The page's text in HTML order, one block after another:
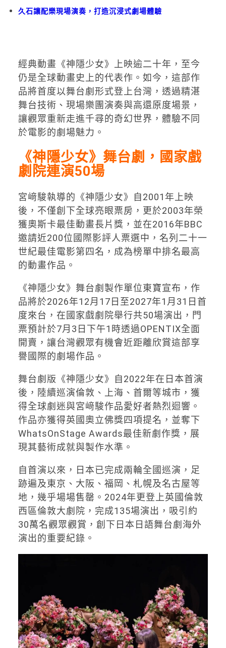
久石讓配樂現場演奏，打造沉浸式劇場體驗
經典動畫《神隱少女》上映逾二十年，至今
仍是全球動畫史上的代表作。如今，這部作
品將首度以舞台劇形式登上台灣，透過精湛
舞台技術、現場樂團演奏與高還原度場景，
讓觀眾重新走進千尋的奇幻世界，體驗不同
於電影的劇場魅力。
《神隱少女》舞台劇，國家戲
劇院連演50場
宮﨑駿執導的《神隱少女》自2001年上映
後，不僅創下全球亮眼票房，更於2003年榮
獲奧斯卡最佳動畫長片獎，並在2016年BBC
邀請近200位國際影評人票選中，名列二十一
世紀最佳電影第四名，成為榜單中排名最高
的動畫作品。
《神隱少女》舞台劇製作單位東寶宣布，作
品將於2026年12月17日至2027年1月31日首
度來台，在國家戲劇院舉行共50場演出，門
票預計於7月3日下午1時透過OPENTIX全面
開賣，讓台灣觀眾有機會近距離欣賞這部享
譽國際的劇場作品。
舞台劇版《神隱少女》自2022年在日本首演
後，陸續巡演倫敦、上海、首爾等城市，獲
得全球劇迷與宮﨑駿作品愛好者熱烈迴響。
作品亦獲得英國奧立佛獎四項提名，並奪下
WhatsOnStage Awards最佳新劇作獎，展
現其藝術成就與製作水準。
自首演以來，日本已完成兩輪全國巡演，足
跡遍及東京、大阪、福岡、札幌及名古屋等
地，幾乎場場售罄。2024年更登上英國倫敦
西區倫敦大劇院，完成135場演出，吸引約
30萬名觀眾觀賞，創下日本日語舞台劇海外
演出的重要紀錄。